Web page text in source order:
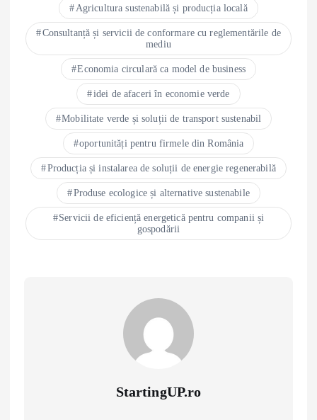
Agricultura sustenabilă și producția locală
Consultanță și servicii de conformare cu reglementările de
mediu
Economia circulară ca model de business
idei de afaceri în economie verde
Mobilitate verde și soluții de transport sustenabil
oportunități pentru firmele din România
Producția și instalarea de soluții de energie regenerabilă
Produse ecologice și alternative sustenabile
Servicii de eficiență energetică pentru companii și
gospodării
StartingUP.ro